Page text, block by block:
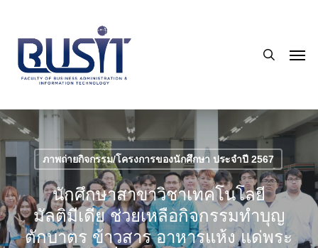
main
content
ภาพถ่ายกิจกรรม/โครงการของนักศึกษา ประจำปี 2567
นักศึกษาสาขาวิชาเทคโนโลยี
มัลติมีเดีย ช่วยเหลือกิจกรรมทำบุญ
ตักบาตร ข้าวสาร อาหารแห้ง แด่พระ